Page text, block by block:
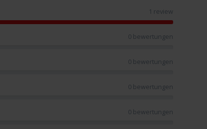
0 bewertungen
0 bewertungen
0 bewertungen
0 bewertungen
1 review